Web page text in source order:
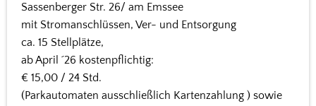
Sassenberger Str. 26/ am Emssee
mit Stromanschlüssen, Ver- und Entsorgung
ca. 15 Stellplätze,
ab April ´26 kostenpflichtig:
€ 15,00 / 24 Std.
(Parkautomaten ausschließlich Kartenzahlung ) sowie